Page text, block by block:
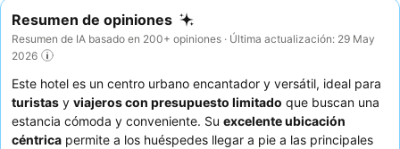
Resumen de opiniones
Resumen de IA basado en 200+ opiniones · Última actualización: 29 May
2026
Este hotel es un centro urbano encantador y versátil, ideal para
turistas y viajeros con presupuesto limitado que buscan una
estancia cómoda y conveniente. Su excelente ubicación
céntrica permite a los huéspedes llegar a pie a las principales